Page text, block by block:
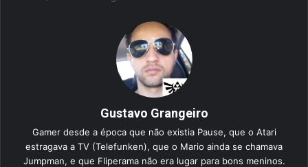
Gustavo Grangeiro
Gamer desde a época que não existia Pause, que o Atari
estragava a TV (Telefunken), que o Mario ainda se chamava
Jumpman, e que Fliperama não era lugar para bons meninos.